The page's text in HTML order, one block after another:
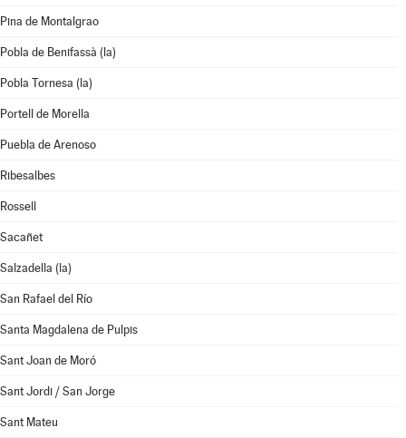
Pina de Montalgrao
Pobla de Benifassà (la)
Pobla Tornesa (la)
Portell de Morella
Puebla de Arenoso
Ribesalbes
Rossell
Sacañet
Salzadella (la)
San Rafael del Río
Santa Magdalena de Pulpis
Sant Joan de Moró
Sant Jordi / San Jorge
Sant Mateu